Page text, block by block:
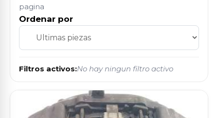
pagina
Ordenar por
Filtros activos:No hay ningun filtro activo